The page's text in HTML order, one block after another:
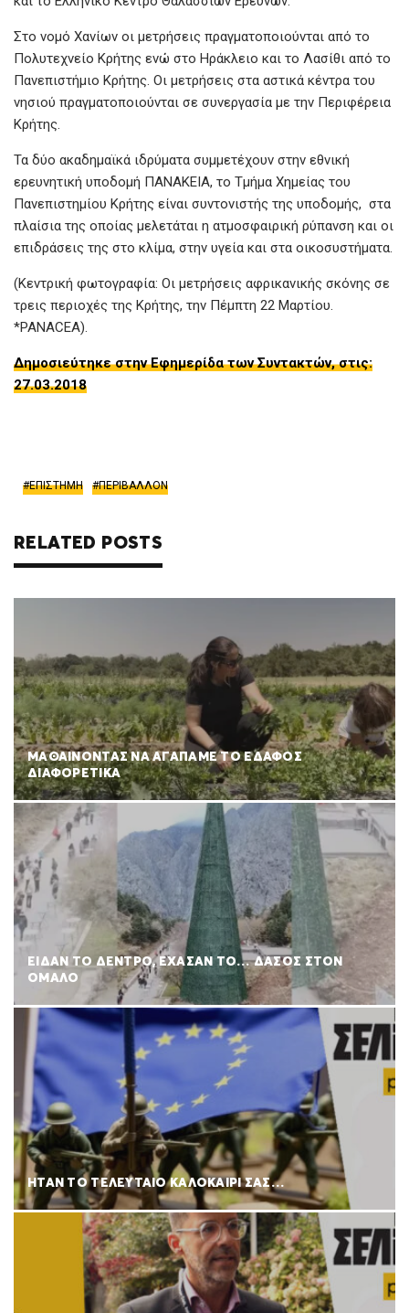
Στο νομό Χανίων οι μετρήσεις πραγματοποιούνται από το
Πολυτεχνείο Κρήτης ενώ στο Ηράκλειο και το Λασίθι από το
Πανεπιστήμιο Κρήτης. Οι μετρήσεις στα αστικά κέντρα του
νησιού πραγματοποιούνται σε συνεργασία με την Περιφέρεια
Κρήτης.
Τα δύο ακαδημαϊκά ιδρύματα συμμετέχουν στην εθνική
ερευνητική υποδομή ΠΑΝΑΚΕΙΑ, το Τμήμα Χημείας του
Πανεπιστημίου Κρήτης είναι συντονιστής της υποδομής, στα
πλαίσια της οποίας μελετάται η ατμοσφαιρική ρύπανση και οι
επιδράσεις της στο κλίμα, στην υγεία και στα οικοσυστήματα.
(Κεντρική φωτογραφία: Οι μετρήσεις αφρικανικής σκόνης σε
τρεις περιοχές της Κρήτης, την Πέμπτη 22 Μαρτίου.
*PANACEA).
Δημοσιεύτηκε στην Εφημερίδα των Συντακτών, στις:
27.03.2018
ΕΠΙΣΤΗΜΗ ΠΕΡΙΒΑΛΛΟΝ
RELATED POSTS
ΜΑΘΑΙΝΟΝΤΑΣ ΝΑ ΑΓΑΠΑΜΕ ΤΟ ΕΔΑΦΟΣ
ΔΙΑΦΟΡΕΤΙΚΑ
ΕΙΔΑΝ ΤΟ ΔΕΝΤΡΟ, ΕΧΑΣΑΝ ΤΟ… ΔΑΣΟΣ ΣΤΟΝ
ΟΜΑΛΟ
ΗΤΑΝ ΤΟ ΤΕΛΕΥΤΑΙΟ ΚΑΛΟΚΑΙΡΙ ΣΑΣ…